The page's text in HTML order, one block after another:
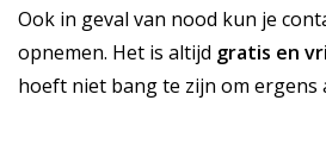
Ook in geval van nood kun je
opnemen. Het is altijd gratis en
hoeft niet bang te zijn om ergens